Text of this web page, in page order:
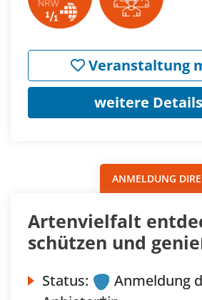
Veranstaltung
weitere Details
ANMELDUNG
Artenvielfalt
schützen und
Status:
Anmeldung